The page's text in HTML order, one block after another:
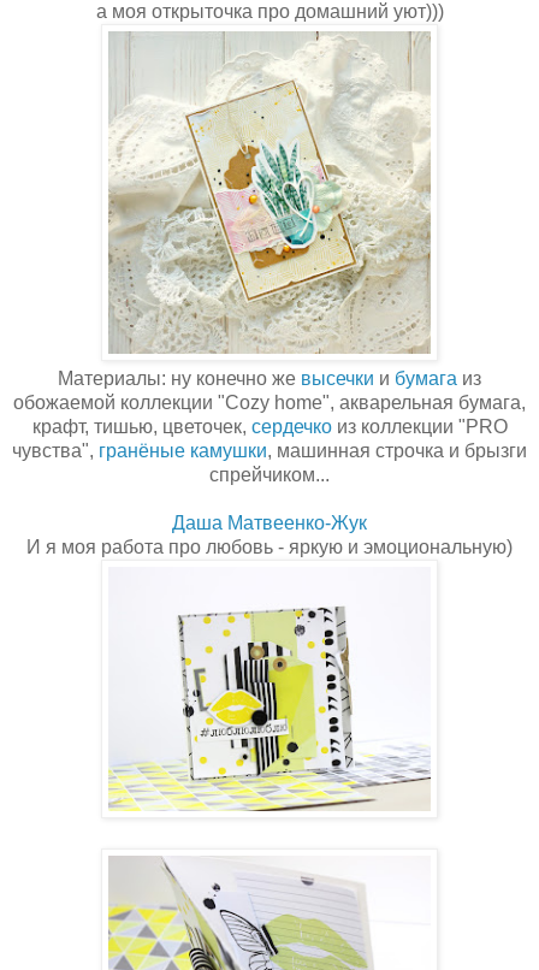
а моя открыточка про домашний уют)))
Материалы: ну конечно же высечки и бумага из
обожаемой коллекции "Cozy home", акварельная бумага,
крафт, тишью, цветочек, сердечкоиз коллекции "PRO
чувства", гранёные камушки, машинная строчка и брызги
спрейчиком...
Даша Матвеенко-Жук
И я моя работа про любовь - яркую и эмоциональную)